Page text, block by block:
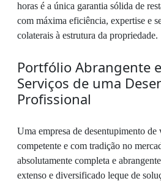
horas é a única garantia sólida de
com máxima eficiência, expertise e
colaterais à estrutura da propriedade.
Portfólio Abrangente
Serviços de uma
Profissional
Uma empresa de desentupimento de
competente e com tradição no
absolutamente completa e
extenso e diversificado leque de